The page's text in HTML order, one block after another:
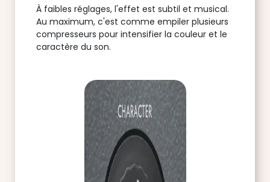
À faibles réglages, l'effet est subtil et musical.
Au maximum, c'est comme empiler plusieurs
compresseurs pour intensifier la couleur et le
caractère du son.